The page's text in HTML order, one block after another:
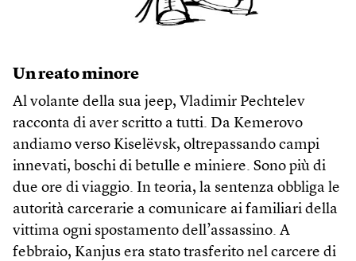
Un reato minore
Al volante della sua jeep, Vladimir Pechtelev
racconta di aver scritto a tutti. Da Kemerovo
andiamo verso Kiselëvsk, oltrepassando campi
innevati, boschi di betulle e miniere. Sono più di
due ore di viaggio. In teoria, la sentenza obbliga le
autorità carcerarie a comunicare ai familiari della
vittima ogni spostamento dell’assassino. A
febbraio, Kanjus era stato trasferito nel carcere di